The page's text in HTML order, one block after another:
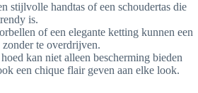
stijlvolle handtas of een schoudertas die
is.
of een elegante ketting kunnen een
te overdrijven.
kan niet alleen bescherming bieden
een chique flair geven aan elke look.